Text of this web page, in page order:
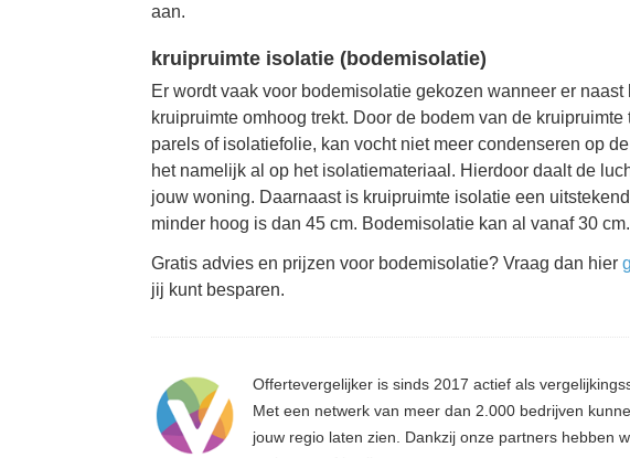
aan.
kruipruimte isolatie (bodemisolatie)
Er wordt vaak voor bodemisolatie gekozen wanneer er
kruipruimte omhoog trekt. Door de bodem van de
parels of isolatiefolie, kan vocht niet meer condenseren op
het namelijk al op het isolatiemateriaal. Hierdoor daalt de
jouw woning. Daarnaast is kruipruimte isolatie een
minder hoog is dan 45 cm. Bodemisolatie kan al vanaf 30 cm.
Gratis advies en prijzen voor bodemisolatie? Vraag dan hier
jij kunt besparen.
Offertevergelijker is sinds 2017 actief als
Met een netwerk van meer dan 2.000 bedrijven
jouw regio laten zien. Dankzij onze partners hebben